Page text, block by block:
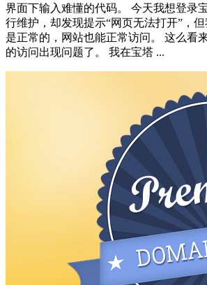
界面下输入难懂的代码。 今天我想登录
行维护，却发现提示“网页无法打开”，
是正常的，网站也能正常访问。 这么看
的访问出现问题了。 我在宝塔 ...